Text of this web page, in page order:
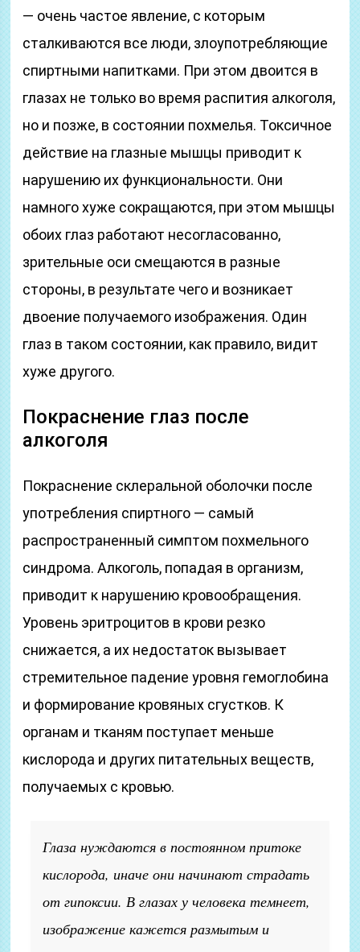
— очень частое явление, с которым
сталкиваются все люди, злоупотребляющие
спиртными напитками. При этом двоится в
глазах не только во время распития алкоголя,
но и позже, в состоянии похмелья. Токсичное
действие на глазные мышцы приводит к
нарушению их функциональности. Они
намного хуже сокращаются, при этом мышцы
обоих глаз работают несогласованно,
зрительные оси смещаются в разные
стороны, в результате чего и возникает
двоение получаемого изображения. Один
глаз в таком состоянии, как правило, видит
хуже другого.
Покраснение глаз после
алкоголя
Покраснение склеральной оболочки после
употребления спиртного — самый
распространенный симптом похмельного
синдрома. Алкоголь, попадая в организм,
приводит к нарушению кровообращения.
Уровень эритроцитов в крови резко
снижается, а их недостаток вызывает
стремительное падение уровня гемоглобина
и формирование кровяных сгустков. К
органам и тканям поступает меньше
кислорода и других питательных веществ,
получаемых с кровью.
Глаза нуждаются в постоянном притоке
кислорода, иначе они начинают страдать
от гипоксии. В глазах у человека темнеет,
изображение кажется размытым и